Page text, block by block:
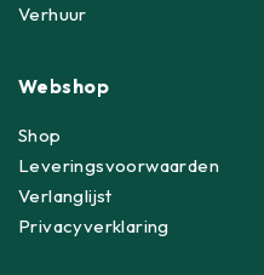
Verhuur
Webshop
Shop
Leveringsvoorwaarden
Verlanglijst
Privacyverklaring